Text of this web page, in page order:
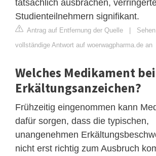
tatsächlich ausbrachen,
Studienteilnehmern signifikant.
Antrag auf Entfernung der Quelle |
vollständige Antwort auf woerwagpharma.de an
Welches Medikament
Erkältungsanzeichen?
Frühzeitig eingenommen kann
dafür sorgen, dass die typischen,
unangenehmen
nicht erst richtig zum Ausbruch